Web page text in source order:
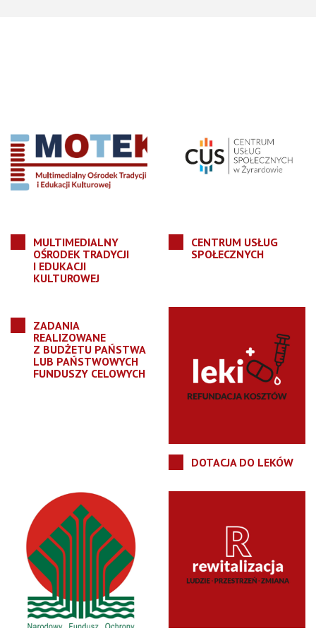
MULTIMEDIALNY
OŚRODEK TRADYCJI
I EDUKACJI
KULTUROWEJ
CENTRUM USŁUG
SPOŁECZNYCH
ZADANIA
REALIZOWANE
Z BUDŻETU PAŃSTWA
LUB PAŃSTWOWYCH
FUNDUSZY CELOWYCH
DOTACJA DO LEKÓW